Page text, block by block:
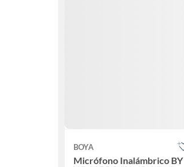
BOYA
Micrófono Inalámbrico BY